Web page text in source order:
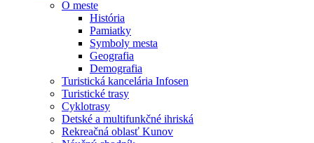
O meste
História
Pamiatky
Symboly mesta
Geografia
Demografia
Turistická kancelária Infosen
Turistické trasy
Cyklotrasy
Detské a multifunkčné ihriská
Rekreačná oblasť Kunov